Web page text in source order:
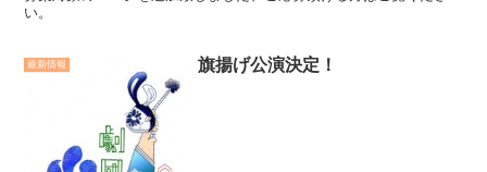
い。
最新情報 旗揚げ公演決定！